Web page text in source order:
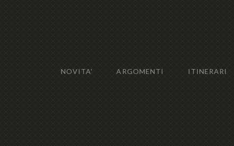
NOVITA' ARGOMENTI ITINERARI